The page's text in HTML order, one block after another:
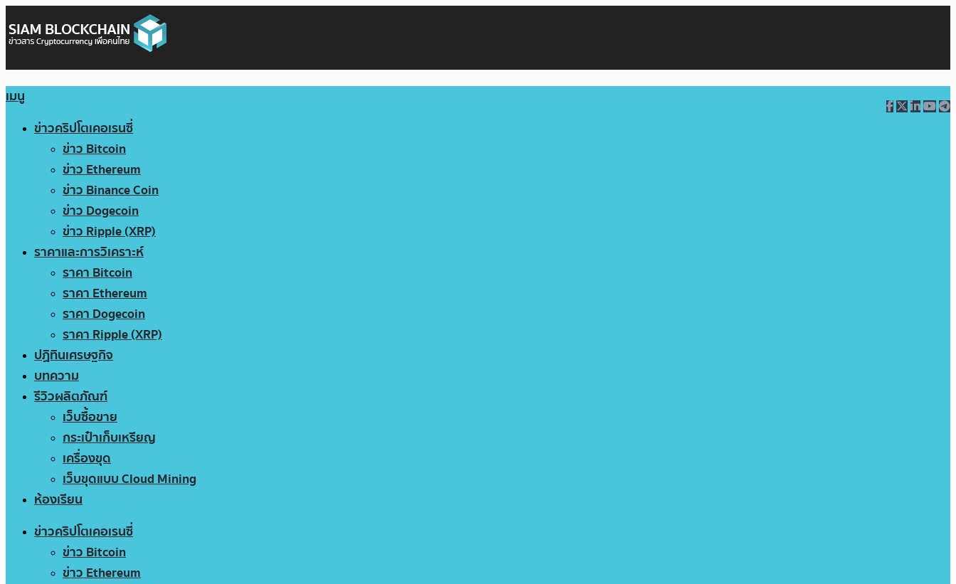
เมนู
ข่าวคริปโตเคอเรนซี่
ข่าว Bitcoin
ข่าว Ethereum
ข่าว Binance Coin
ข่าว Dogecoin
ข่าว Ripple (XRP)
ราคาและการวิเคราะห์
ราคา Bitcoin
ราคา Ethereum
ราคา Dogecoin
ราคา Ripple (XRP)
ปฏิทินเศรษฐกิจ
บทความ
รีวิวผลิตภัณฑ์
เว็บซื้อขาย
กระเป๋าเก็บเหรียญ
เครื่องขุด
เว็บขุดแบบ Cloud Mining
ห้องเรียน
ข่าวคริปโตเคอเรนซี่
ข่าว Bitcoin
ข่าว Ethereum